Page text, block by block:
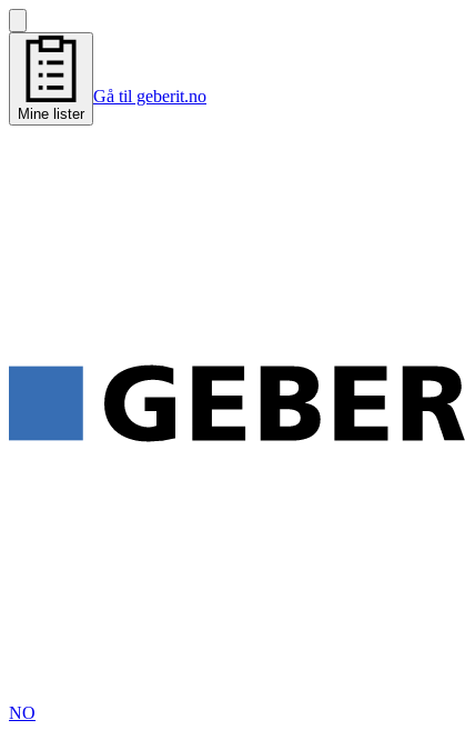
Mine lister
Gå til geberit.no
NO